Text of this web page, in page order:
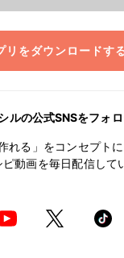
リをダウンロードす
ルの公式SNSをフォ
れる」をコンセプト
動画を毎日配信して